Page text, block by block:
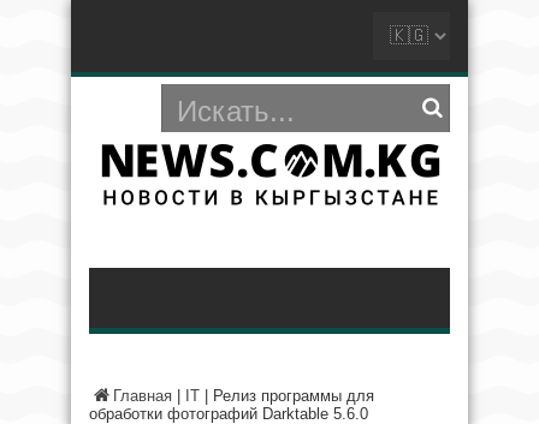
Главная IT
Релиз программы для
обработки фотографий Darktable 5.6.0